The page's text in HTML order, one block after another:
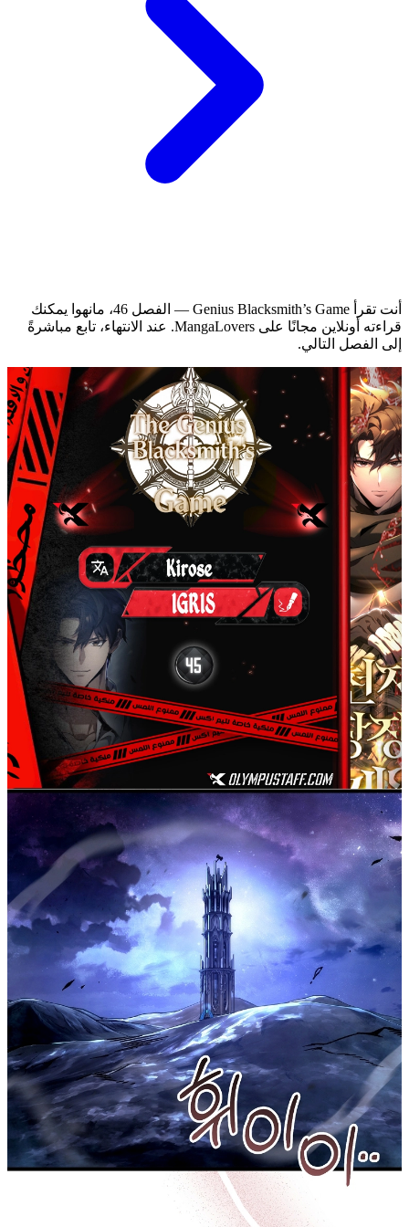
أنت تقرأ Genius Blacksmith’s Game — الفصل 46، مانهوا يمكنك
قراءته أونلاين مجانًا على MangaLovers.
عند الانتهاء، تابع مباشرةً
إلى الفصل التالي.